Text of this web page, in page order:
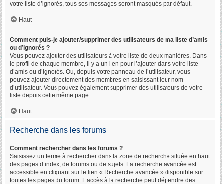
votre liste d’ignorés, tous ses messages seront masqués par défaut.
Haut
Comment puis-je ajouter/supprimer des utilisateurs de ma liste d’amis
ou d’ignorés ?
Vous pouvez ajouter des utilisateurs à votre liste de deux manières. Dans
le profil de chaque membre, il y a un lien pour l’ajouter dans votre liste
d’amis ou d’ignorés. Ou, depuis votre panneau de l’utilisateur, vous
pouvez ajouter directement des membres en saisissant leur nom
d’utilisateur. Vous pouvez également supprimer des utilisateurs de votre
liste depuis cette même page.
Haut
Recherche dans les forums
Comment rechercher dans les forums ?
Saisissez un terme à rechercher dans la zone de recherche située en haut
des pages d’index, de forums ou de sujets. La recherche avancée est
accessible en cliquant sur le lien « Recherche avancée » disponible sur
toutes les pages du forum. L’accès à la recherche peut dépendre des